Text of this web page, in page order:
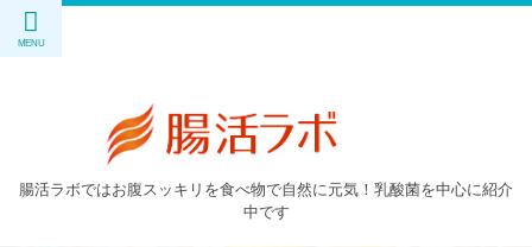
腸活ラボではお腹スッキリを食べ物で自然に元気！乳酸菌を中心に紹介
中です